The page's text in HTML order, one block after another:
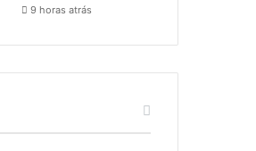
9 horas atrás